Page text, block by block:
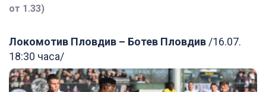
от 1.33)
Локомотив Пловдив – Ботев Пловдив /16.07.
18:30 часа/